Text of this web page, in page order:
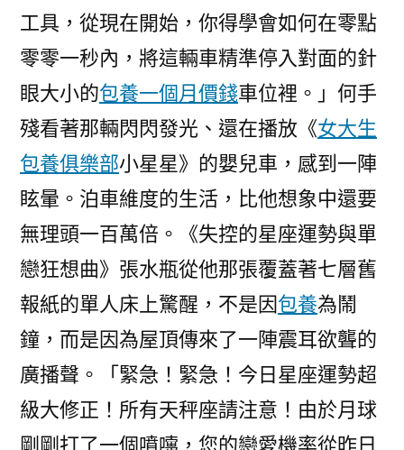
工具，從現在開始，你得學會如何在零點
零零一秒內，將這輛車精準停入對面的針
眼大小的包養一個月價錢車位裡。」何手
殘看著那輛閃閃發光、還在播放《女大生
包養俱樂部小星星》的嬰兒車，感到一陣
眩暈。泊車維度的生活，比他想象中還要
無理頭一百萬倍。《失控的星座運勢與單
戀狂想曲》張水瓶從他那張覆蓋著七層舊
報紙的單人床上驚醒，不是因包養為鬧
鐘，而是因為屋頂傳來了一陣震耳欲聾的
廣播聲。「緊急！緊急！今日星座運勢超
級大修正！所有天秤座請注意！由於月球
剛剛打了一個噴嚏，您的戀愛機率從昨日